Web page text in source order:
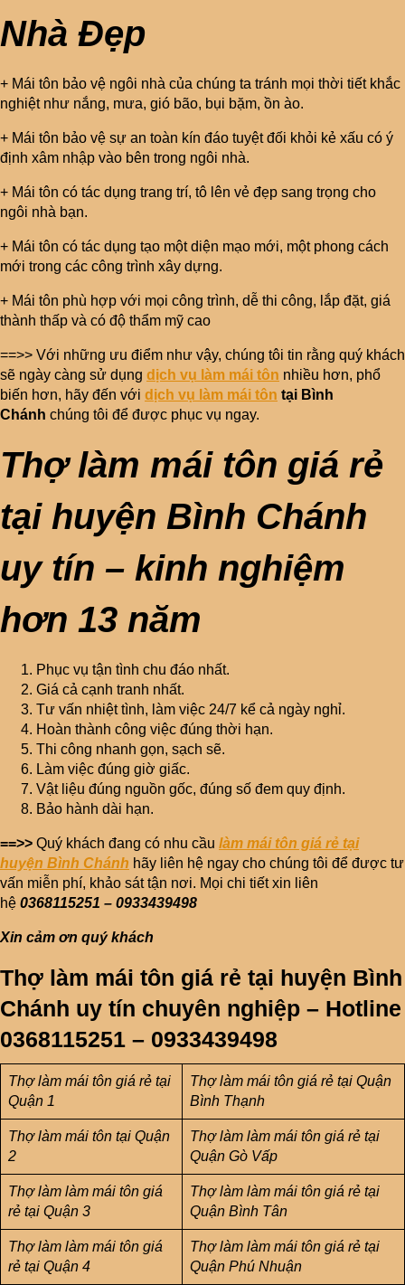
Nhà Đẹp
+ Mái tôn bảo vệ ngôi nhà của chúng ta tránh mọi thời tiết khắc
nghiệt như nắng, mưa, gió bão, bụi bặm, ồn ào.
+ Mái tôn bảo vệ sự an toàn kín đáo tuyệt đối khỏi kẻ xấu có ý
định xâm nhập vào bên trong ngôi nhà.
+ Mái tôn có tác dụng trang trí, tô lên vẻ đẹp sang trọng cho
ngôi nhà bạn.
+ Mái tôn có tác dụng tạo một diện mạo mới, một phong cách
mới trong các công trình xây dựng.
+ Mái tôn phù hợp với mọi công trình, dễ thi công, lắp đặt, giá
thành thấp và có độ thẩm mỹ cao
==>> Với những ưu điểm như vậy, chúng tôi tin rằng quý khách
sẽ ngày càng sử dụng dịch vụ làm mái tôn nhiều hơn, phổ
biến hơn, hãy đến với dịch vụ làm mái tôn tại Bình
Chánh chúng tôi để được phục vụ ngay.
Thợ làm mái tôn giá rẻ
tại huyện Bình Chánh
uy tín – kinh nghiệm
hơn 13 năm
Phục vụ tận tình chu đáo nhất.
Giá cả cạnh tranh nhất.
Tư vấn nhiệt tình, làm việc 24/7 kể cả ngày nghỉ.
Hoàn thành công việc đúng thời hạn.
Thi công nhanh gọn, sạch sẽ.
Làm việc đúng giờ giấc.
Vật liệu đúng nguồn gốc, đúng số đem quy định.
Bảo hành dài hạn.
==>> Quý khách đang có nhu cầu làm mái tôn giá rẻ tại
huyện Bình Chánh hãy liên hệ ngay cho chúng tôi để được tư
vấn miễn phí, khảo sát tận nơi. Mọi chi tiết xin liên
hệ 0368115251 – 0933439498
Xin cảm ơn quý khách
Thợ làm mái tôn giá rẻ tại huyện Bình
Chánh uy tín chuyên nghiệp – Hotline
0368115251 – 0933439498
Thợ làm mái tôn giá rẻ tại
Quận 1
Thợ làm mái tôn giá rẻ tại Quận
Bình Thạnh
Thợ làm mái tôn tại Quận
2
Thợ làm làm mái tôn giá rẻ tại
Quận Gò Vấp
Thợ làm làm mái tôn giá
rẻ tại Quận 3
Thợ làm làm mái tôn giá rẻ tại
Quận Bình Tân
Thợ làm làm mái tôn giá
rẻ tại Quận 4
Thợ làm làm mái tôn giá rẻ tại
Quận Phú Nhuận